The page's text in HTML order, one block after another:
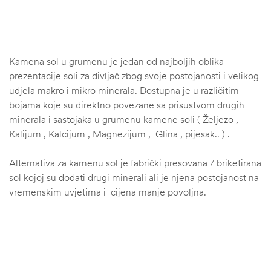
Kamena sol u grumenu je jedan od najboljih oblika
prezentacije soli za divljač zbog svoje postojanosti i velikog
udjela makro i mikro minerala. Dostupna je u različitim
bojama koje su direktno povezane sa prisustvom drugih
minerala i sastojaka u grumenu kamene soli ( Željezo ,
Kalijum , Kalcijum , Magnezijum , Glina , pijesak.. ) .
Alternativa za kamenu sol je fabrički presovana / briketirana
sol kojoj su dodati drugi minerali ali je njena postojanost na
vremenskim uvjetima i cijena manje povoljna.